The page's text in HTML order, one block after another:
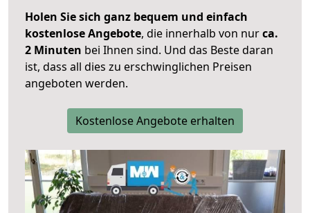
Holen Sie sich ganz bequem und einfach
kostenlose Angebote, die innerhalb von nurca.
2 Minuten bei Ihnen sind. Und das Beste daran
ist, dass all dies zu erschwinglichen Preisen
angeboten werden.
Kostenlose Angebote erhalten